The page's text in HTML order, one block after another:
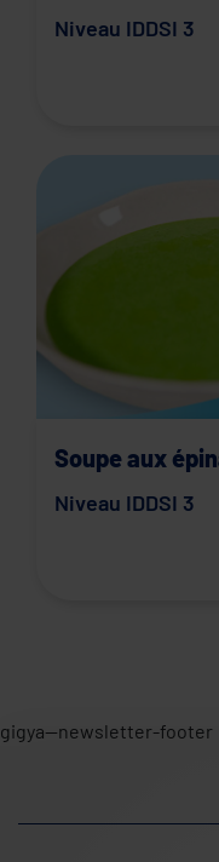
Niveau IDDSI 3
Soupe aux
Niveau IDDSI 3
gigya--newsletter-footer